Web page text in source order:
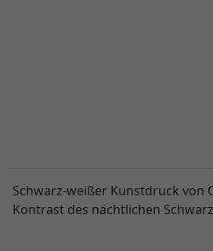
Schwarz-weißer Kunstdruck von
Kontrast des nächtlichen